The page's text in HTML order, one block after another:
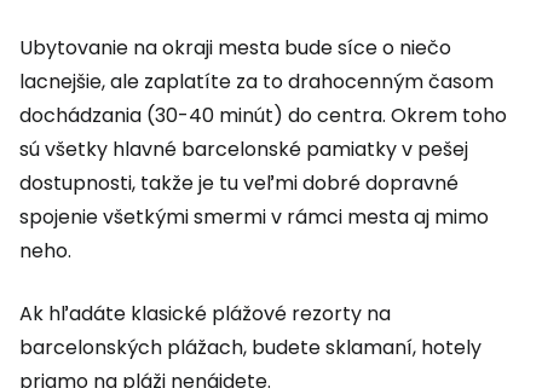
Ubytovanie na okraji mesta bude síce o niečo
lacnejšie, ale zaplatíte za to drahocenným časom
dochádzania (30-40 minút) do centra. Okrem toho
sú všetky hlavné barcelonské pamiatky v pešej
dostupnosti, takže je tu veľmi dobré dopravné
spojenie všetkými smermi v rámci mesta aj mimo
neho.
Ak hľadáte klasické plážové rezorty na
barcelonských plážach, budete sklamaní, hotely
priamo na pláži nenájdete.